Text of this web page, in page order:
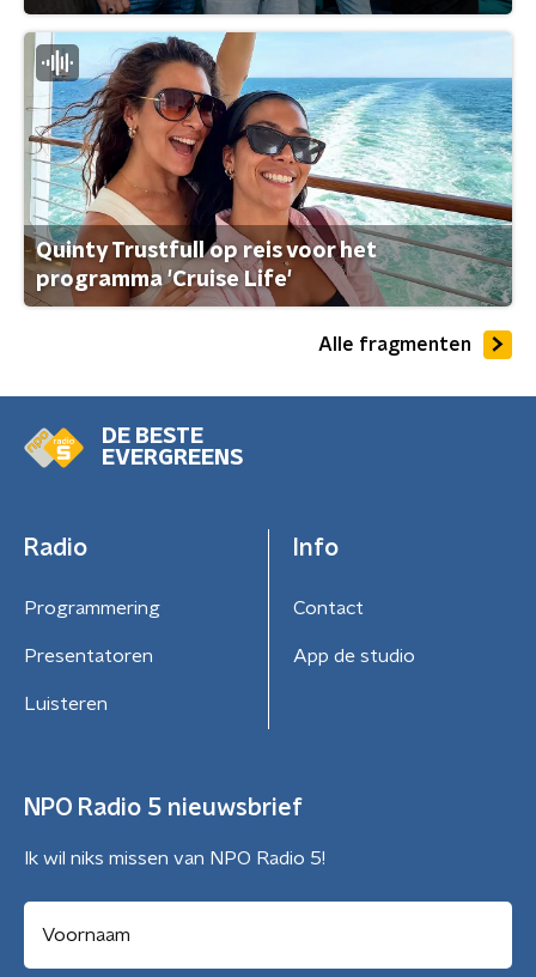
Quinty Trustfull op reis voor het
programma 'Cruise Life'
Alle fragmenten
DE BESTE
EVERGREENS
Radio
Programmering
Presentatoren
Luisteren
Info
Contact
App de studio
NPO Radio 5 nieuwsbrief
Ik wil niks missen van NPO Radio 5!